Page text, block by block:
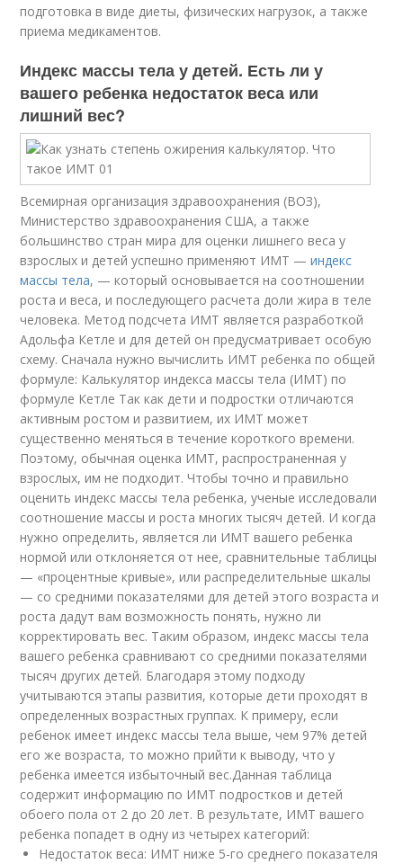
подготовка в виде диеты, физических нагрузок, а также
приема медикаментов.
Индекс массы тела у детей. Есть ли у
вашего ребенка недостаток веса или
лишний вес?
Всемирная организация здравоохранения (ВОЗ),
Министерство здравоохранения США, а также
большинство стран мира для оценки лишнего веса у
взрослых и детей успешно применяют ИМТ —индекс
массы тела, — который основывается на соотношении
роста и веса, и последующего расчета доли жира в теле
человека. Метод подсчета ИМТ является разработкой
Адольфа Кетле и для детей он предусматривает особую
схему. Сначала нужно вычислить ИМТ ребенка по общей
формуле: Калькулятор индекса массы тела (ИМТ) по
формуле Кетле Так как дети и подростки отличаются
активным ростом и развитием, их ИМТ может
существенно меняться в течение короткого времени.
Поэтому, обычная оценка ИМТ, распространенная у
взрослых, им не подходит. Чтобы точно и правильно
оценить индекс массы тела ребенка, ученые исследовали
соотношение массы и роста многих тысяч детей. И когда
нужно определить, является ли ИМТ вашего ребенка
нормой или отклоняется от нее, сравнительные таблицы
— «процентные кривые», или распределительные шкалы
— со средними показателями для детей этого возраста и
роста дадут вам возможность понять, нужно ли
корректировать вес. Таким образом, индекс массы тела
вашего ребенка сравнивают со средними показателями
тысяч других детей. Благодаря этому подходу
учитываются этапы развития, которые дети проходят в
определенных возрастных группах. К примеру, если
ребенок имеет индекс массы тела выше, чем 97% детей
его же возраста, то можно прийти к выводу, что у
ребенка имеется избыточный вес.Данная таблица
содержит информацию по ИМТ подростков и детей
обоего пола от 2 до 20 лет. В результате, ИМТ вашего
ребенка попадет в одну из четырех категорий:
Недостаток веса: ИМТ ниже 5-го среднего показателя